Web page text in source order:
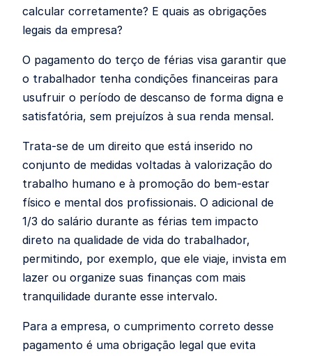
calcular corretamente? E quais as obrigações
legais da empresa?
O pagamento do terço de férias visa garantir que
o trabalhador tenha condições financeiras para
usufruir o período de descanso de forma digna e
satisfatória, sem prejuízos à sua renda mensal.
Trata-se de um direito que está inserido no
conjunto de medidas voltadas à valorização do
trabalho humano e à promoção do bem-estar
físico e mental dos profissionais. O adicional de
1/3 do salário durante as férias tem impacto
direto na qualidade de vida do trabalhador,
permitindo, por exemplo, que ele viaje, invista em
lazer ou organize suas finanças com mais
tranquilidade durante esse intervalo.
Para a empresa, o cumprimento correto desse
pagamento é uma obrigação legal que evita